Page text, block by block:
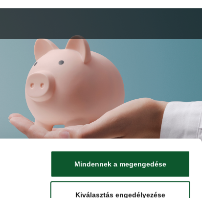
Mindennek a megengedése
Kiválasztás engedélyezése